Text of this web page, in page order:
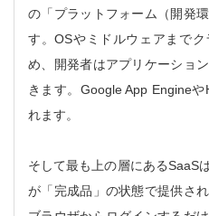
の「プラットフォーム（開発
す。OSやミドルウェアまで
め、開発者はアプリケーショ
きます。Google App Engine
れます。
そして最も上の層にあるSaaS
が「完成品」の状態で提供さ